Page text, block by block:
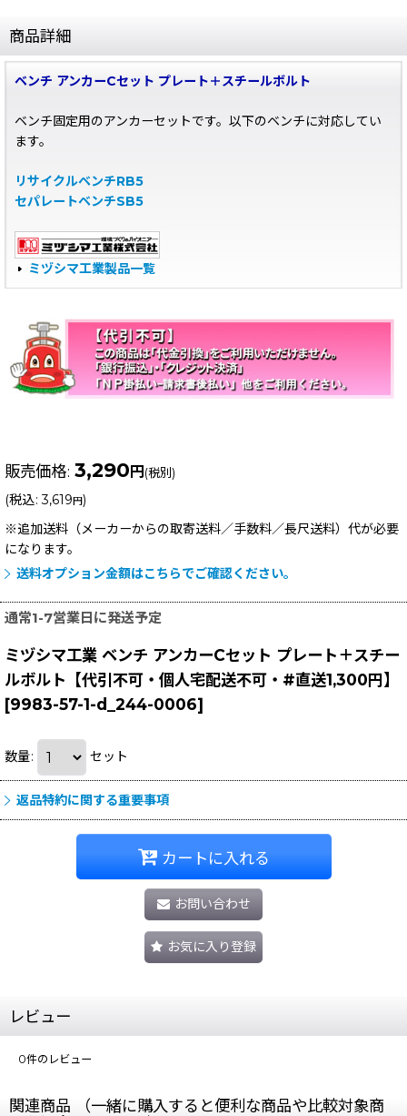
商品詳細
ベンチ アンカーCセット プレート＋スチールボルト
ベンチ固定用のアンカーセットです。以下のベンチに対応してい
ます。
リサイクルベンチRB5
セパレートベンチSB5
ミヅシマ工業製品一覧
販売価格: 3,290 円 (税別)
(税込: 3,619 円)
※追加送料（メーカーからの取寄送料／手数料／長尺送料） 代が必要
になります。
送料オプション金額はこちらでご確認ください。
通常1-7営業日に発送予定
ミヅシマ工業 ベンチ アンカーCセット プレート＋スチー
ルボルト【代引不可・個人宅配送不可・#直送1,300円】
[9983-57-1-d_244-0006]
数量: セット
返品特約に関する重要事項
カートに入れる
お問い合わせ
お気に入り登録
レビュー
0件のレビュー
関連商品 （一緒に購入すると便利な商品や比較対象商